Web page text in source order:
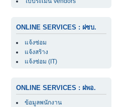
ONLINE SERVICES : ฝซบ.
แจ้งซ่อม
แจ้งสร้าง
แจ้งซ่อม (IT)
ONLINE SERVICES : ฝพอ.
ข้อมูลพนักงาน